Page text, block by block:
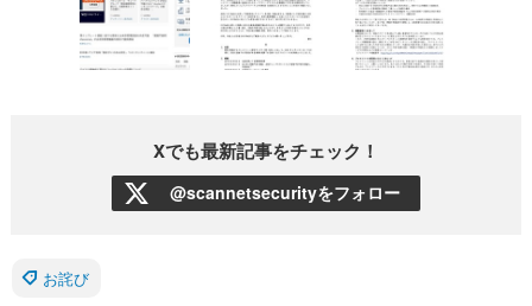
Xでも最新記事をチェック！
@scannetsecurityをフォロー
お詫び